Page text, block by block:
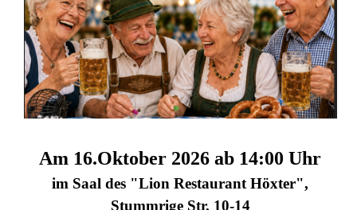
Am 16.Oktober 2026 ab 14:00 Uhr
im Saal des "Lion Restaurant Höxter",
Stummrige Str. 10-14